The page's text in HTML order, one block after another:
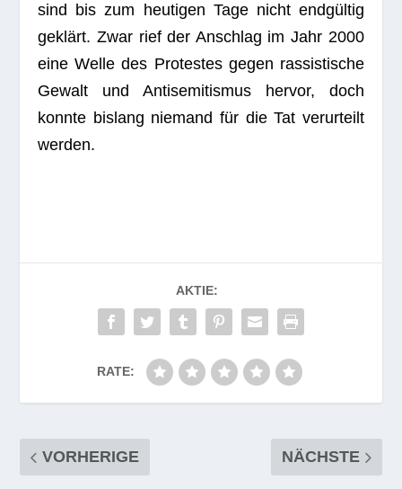
sind bis zum heu­ti­gen Tage nicht end­gül­tig
geklärt. Zwar rief der Anschlag im Jahr 2000
eine Welle des Pro­tes­tes gegen ras­sis­ti­sche
Gewalt und Anti­se­mi­tis­mus her­vor, doch
konnte bis­lang nie­mand für die Tat ver­ur­teilt
werden.
AKTIE:
RATE:
VORHERIGE NÄCHSTE